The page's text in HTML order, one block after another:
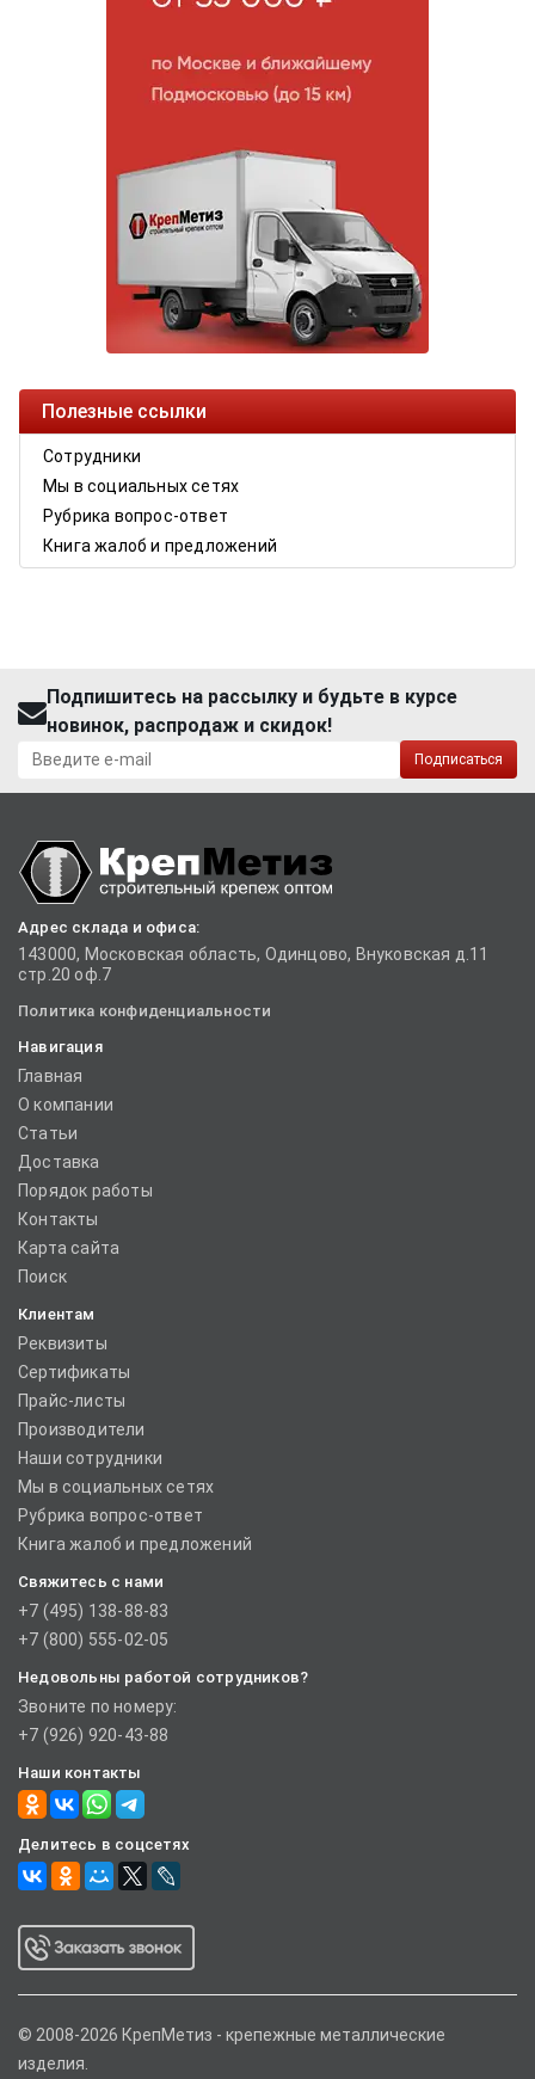
Полезные ссылки
Сотрудники
Мы в социальных сетях
Рубрика вопрос-ответ
Книга жалоб и предложений
Подпишитесь на рассылку и будьте в курсе
новинок, распродаж и скидок!
Подписаться
Адрес склада и офиса:
143000, Московская область, Одинцово, Внуковская д.11
стр.20 оф.7
Политика конфиденциальности
Навигация
Главная
О компании
Статьи
Доставка
Порядок работы
Контакты
Карта сайта
Поиск
Клиентам
Реквизиты
Сертификаты
Прайс-листы
Производители
Наши сотрудники
Мы в социальных сетях
Рубрика вопрос-ответ
Книга жалоб и предложений
Свяжитесь с нами
+7 (495) 138-88-83
+7 (800) 555-02-05
Недовольны работой сотрудников?
Звоните по номеру:
+7 (926) 920-43-88
Наши контакты
Делитесь в соцсетях
© 2008-2026 КрепМетиз - крепежные металлические
изделия.